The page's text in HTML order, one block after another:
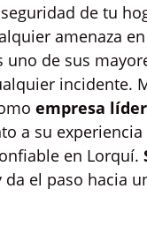
de tu
amenaza
de sus
incidente.
empresa
a su
en Lorquí.
da el paso hacia